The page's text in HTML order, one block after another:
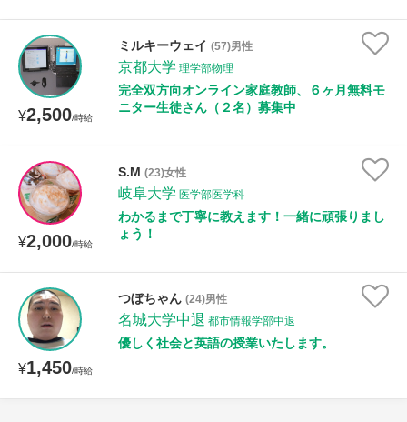
¥2,500/時給
ミルキーウェイ (57)男性
京都大学 理学部物理
完全双方向オンライン家庭教師、６ヶ月無料モ
ニター生徒さん（２名）募集中
¥2,000/時給
S.M (23)女性
岐阜大学 医学部医学科
わかるまで丁寧に教えます！一緒に頑張りまし
ょう！
¥1,450/時給
つぼちゃん (24)男性
名城大学中退 都市情報学部中退
優しく社会と英語の授業いたします。